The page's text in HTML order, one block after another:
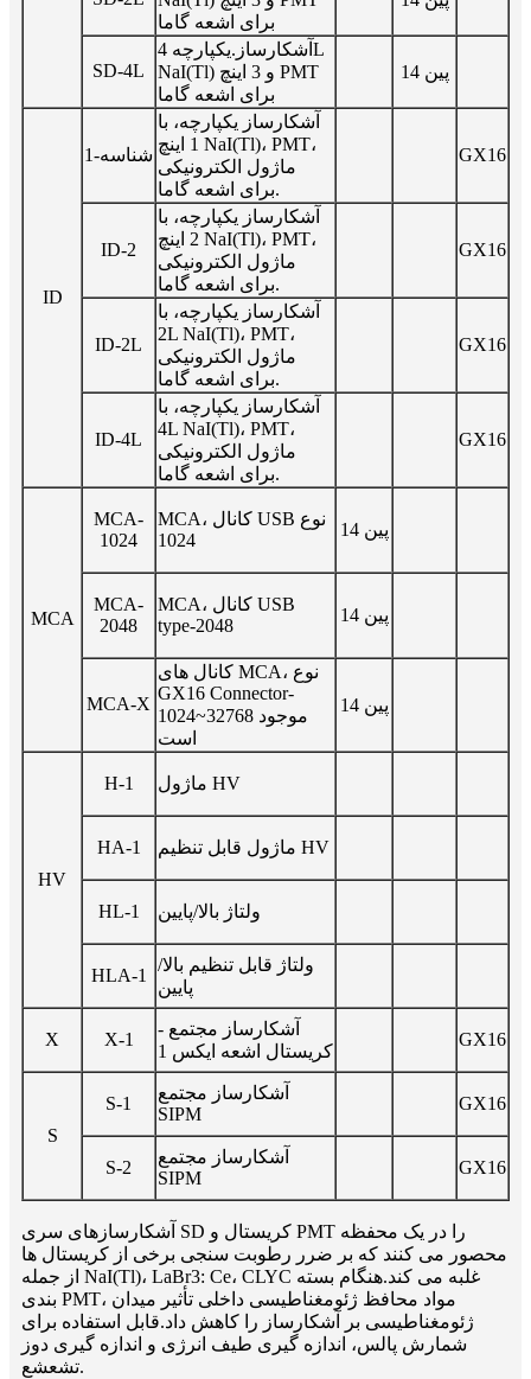
برای اشعه گاما
SD-4L
آشکارساز.یکپارچه 4L
NaI(Tl) و 3 اینچ PMT
برای اشعه گاما
14 پین
ID
شناسه-1
آشکارساز یکپارچه، با
1 اینچ NaI(Tl)، PMT،
ماژول الکترونیکی
برای اشعه گاما.
GX16
ID-2
آشکارساز یکپارچه، با
2 اینچ NaI(Tl)، PMT،
ماژول الکترونیکی
برای اشعه گاما.
GX16
ID-2L
آشکارساز یکپارچه، با
2L NaI(Tl)، PMT،
ماژول الکترونیکی
برای اشعه گاما.
GX16
ID-4L
آشکارساز یکپارچه، با
4L NaI(Tl)، PMT،
ماژول الکترونیکی
برای اشعه گاما.
GX16
MCA
MCA-
1024
MCA، کانال USB نوع
1024
14 پین
MCA-
2048
MCA، کانال USB
type-2048
14 پین
MCA-X
کانال های MCA، نوع
GX16 Connector-
1024~32768 موجود
است
14 پین
HV
H-1 ماژول HV
HA-1 ماژول قابل تنظیم HV
HL-1 ولتاژ بالا/پایین
HLA-1
ولتاژ قابل تنظیم بالا/
پایین
X X-1
آشکارساز مجتمع -
کریستال اشعه ایکس 1
GX16
S
S-1
آشکارساز مجتمع
SIPM
GX16
S-2
آشکارساز مجتمع
SIPM
GX16
آشکارسازهای سری SD کریستال و PMT را در یک محفظه
محصور می کنند که بر ضرر رطوبت سنجی برخی از کریستال ها
از جمله NaI(Tl)، LaBr3: Ce، CLYC غلبه می کند.هنگام بسته
بندی PMT، مواد محافظ ژئومغناطیسی داخلی تأثیر میدان
ژئومغناطیسی بر آشکارساز را کاهش داد.قابل استفاده برای
شمارش پالس، اندازه گیری طیف انرژی و اندازه گیری دوز
تشعشع.